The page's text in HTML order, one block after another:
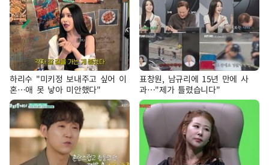
하리수 "미키정 보내주고 싶어 이
혼…애 못 낳아 미안했다"
표창원, 남규리에 15년 만에 사
과…"제가 틀렸습니다"